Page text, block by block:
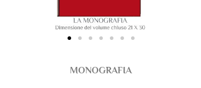
MONOGRAFIA